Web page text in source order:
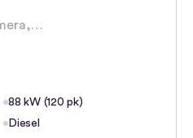
88 kW (120 pk)
Diesel